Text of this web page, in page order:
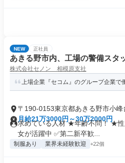
NEW 正社員
あきる野市内、工場の警備スタ
株式会社セノン 相模原支社
上場企業『セコム』のグループ企業で
〒190-0153東京都あきる野市小峰
月給21万3000円～30万2000円
求めている人材 ★年齢不問！ ★
女が活躍中 ✅第二新卒歓...
制服あり 業界未経験歓迎 +22個